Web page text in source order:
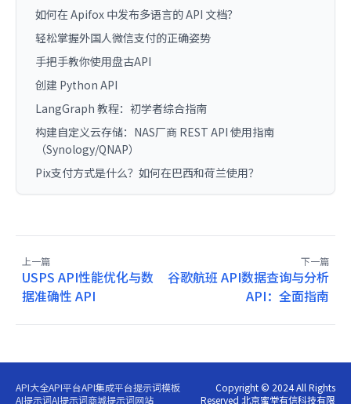
如何在 Apifox 中发布多语言的 API 文档？
轻松掌握外国人微信支付的正确姿势
手把手教你使用盘古API
创建 Python API
LangGraph 教程：初学者综合指南
构建自定义云存储：NAS厂商 REST API 使用指南
（Synology/QNAP）
Pix支付方式是什么？如何在巴西和荷兰使用？
上一篇
USPS API性能优化与数
据准确性 API
下一篇
谷歌航班 API数据查询与分析
API：全面指南
API大全API平台API集成平台提示词模板
AI提示词AI提示词商城提示词网站
Copyright © 2024 All Rights
Reserved 北京蜜堂有信科技有限